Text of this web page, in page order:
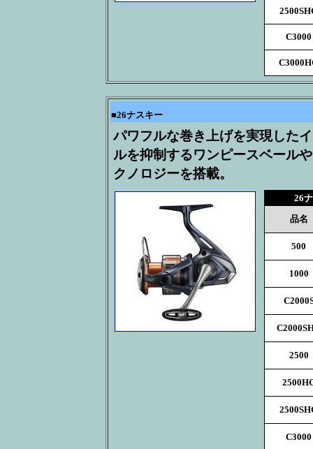
C3000
■26ナスキー
パワフルな巻き上げを実現した
ルを抑制するワンピースベール
クノロジーを搭載。
26
品名
500
1000
2500
C3000